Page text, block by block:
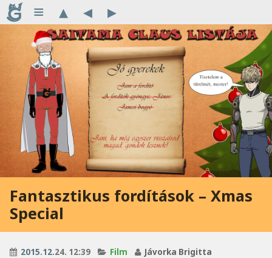
≡ ▴ ◂ ▸
Fantasztikus fordítások – Xmas
Special
2015.12.24. 12:39 Film Jávorka Brigitta